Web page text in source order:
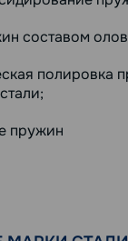
составом
полировка
пружин